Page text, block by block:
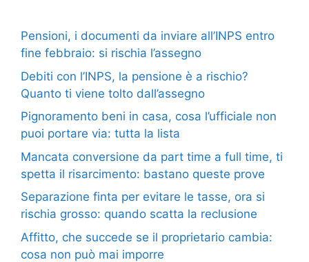
Pensioni, i documenti da inviare all’INPS entro
fine febbraio: si rischia l’assegno
Debiti con l’INPS, la pensione è a rischio?
Quanto ti viene tolto dall’assegno
Pignoramento beni in casa, cosa l’ufficiale non
puoi portare via: tutta la lista
Mancata conversione da part time a full time, ti
spetta il risarcimento: bastano queste prove
Separazione finta per evitare le tasse, ora si
rischia grosso: quando scatta la reclusione
Affitto, che succede se il proprietario cambia:
cosa non può mai imporre